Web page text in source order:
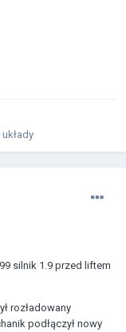
silnik 1.9 przed liftem
rozładowany
podłączył nowy